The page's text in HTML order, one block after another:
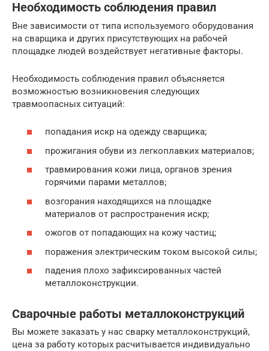
Необходимость соблюдения правил
Вне зависимости от типа используемого оборудования
на сварщика и других присутствующих на рабочей
площадке людей воздействует негативные факторы.
Необходимость соблюдения правил объясняется
возможностью возникновения следующих
травмоопасных ситуаций:
попадания искр на одежду сварщика;
прожигания обуви из легкоплавких материалов;
травмирования кожи лица, органов зрения
горячими парами металлов;
возгорания находящихся на площадке
материалов от распространения искр;
ожогов от попадающих на кожу частиц;
поражения электрическим током высокой силы;
падения плохо зафиксированных частей
металлоконструкции.
Сварочные работы металлоконструкций
Вы можете заказать у нас сварку металлоконструкций,
цена за работу которых расчитывается индивидуально